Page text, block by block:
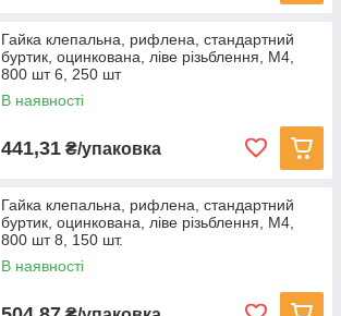
Гайка клепальна, рифлена, стандартний
буртик, оцинкована, ліве різьблення, M4,
800 шт 6, 250 шт
В наявності
441,31 ₴/упаковка
Гайка клепальна, рифлена, стандартний
буртик, оцинкована, ліве різьблення, M4,
800 шт 8, 150 шт.
В наявності